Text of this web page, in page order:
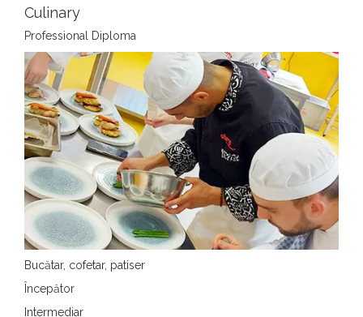
Culinary
Professional Diploma
Bucătar, cofetar, patiser
Începător
Intermediar